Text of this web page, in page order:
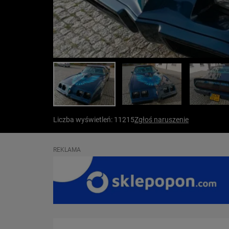
Liczba wyświetleń: 11215Zgłoś naruszenie
REKLAMA